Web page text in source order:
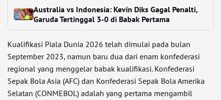
Australia vs Indonesia: Kevin Diks Gagal Penalti,
Garuda Tertinggal 3-0 di Babak Pertama
Kualifikasi Piala Dunia 2026 telah dimulai pada bulan
September 2023, namun baru dua dari enam konfederasi
regional yang menggelar babak kualifikasi. Konfederasi
Sepak Bola Asia (AFC) dan Konfederasi Sepak Bola Amerika
Selatan (CONMEBOL) adalah yang pertama mengambil